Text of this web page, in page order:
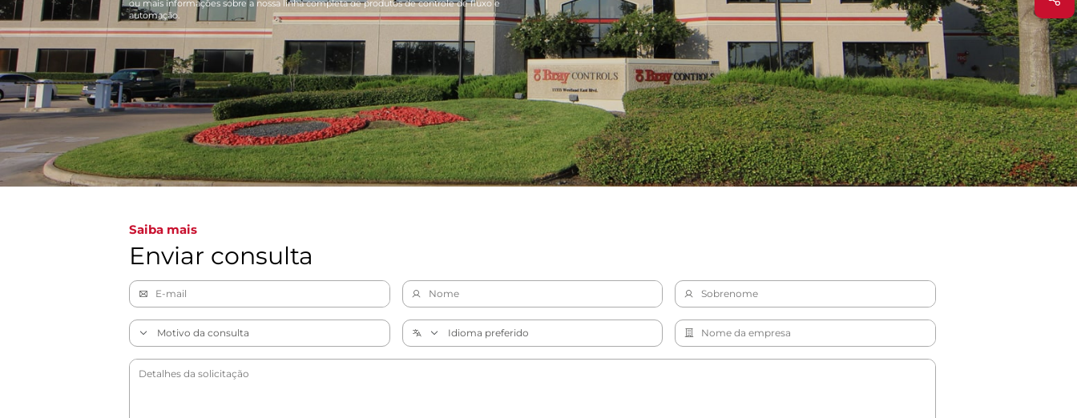
ou mais informações sobre a nossa linha completa de produtos de controle de fluxo e
automação.
Saiba mais
Enviar consulta